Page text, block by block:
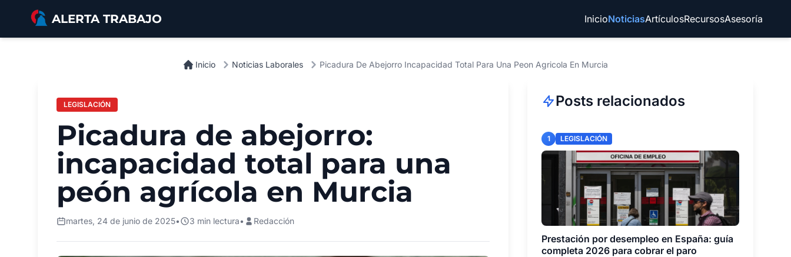
Saltar al contenido principal
ALERTA TRABAJO InicioNoticiasArtículosRecursosAsesoría
Inicio Noticias Laborales Picadura De Abejorro Incapacidad Total Para Una Peon Agricola En Murcia
LEGISLACIÓN
Picadura de abejorro:
incapacidad total para una
peón agrícola en Murcia
martes, 24 de junio de 2025• 3 min lectura• Redacción
Posts relacionados
1 LEGISLACIÓN
Prestación por desempleo en España: guía
completa 2026 para cobrar el paro